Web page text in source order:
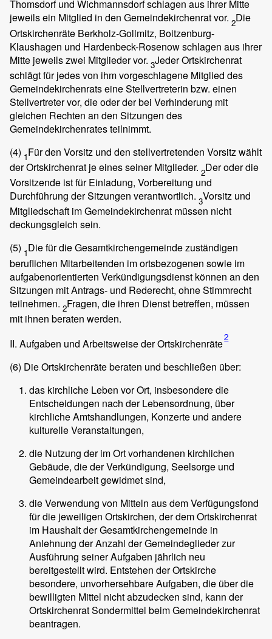
Thomsdorf und Wichmannsdorf schlagen aus ihrer Mitte
jeweils ein Mitglied in den Gemeindekirchenrat vor. 2Die
Ortskirchenräte Berkholz-Gollmitz, Boitzenburg-
Klaushagen und Hardenbeck-Rosenow schlagen aus ihrer
Mitte jeweils zwei Mitglieder vor. 3Jeder Ortskirchenrat
schlägt für jedes von ihm vorgeschlagene Mitglied des
Gemeindekirchenrats eine Stellvertreterin bzw. einen
Stellvertreter vor, die oder der bei Verhinderung mit
gleichen Rechten an den Sitzungen des
Gemeindekirchenrates teilnimmt.
(4) 1Für den Vorsitz und den stellvertretenden Vorsitz wählt
der Ortskirchenrat je eines seiner Mitglieder. 2Der oder die
Vorsitzende ist für Einladung, Vorbereitung und
Durchführung der Sitzungen verantwortlich. 3Vorsitz und
Mitgliedschaft im Gemeindekirchenrat müssen nicht
deckungsgleich sein.
(5) 1Die für die Gesamtkirchengemeinde zuständigen
beruflichen Mitarbeitenden im ortsbezogenen sowie im
aufgabenorientierten Verkündigungsdienst können an den
Sitzungen mit Antrags- und Rederecht, ohne Stimmrecht
teilnehmen. 2Fragen, die ihren Dienst betreffen, müssen
mit ihnen beraten werden.
II. Aufgaben und Arbeitsweise der Ortskirchenräte2
(6) Die Ortskirchenräte beraten und beschließen über:
das kirchliche Leben vor Ort, insbesondere die
Entscheidungen nach der Lebensordnung, über
kirchliche Amtshandlungen, Konzerte und andere
kulturelle Veranstaltungen,
die Nutzung der im Ort vorhandenen kirchlichen
Gebäude, die der Verkündigung, Seelsorge und
Gemeindearbeit gewidmet sind,
die Verwendung von Mitteln aus dem Verfügungsfond
für die jeweiligen Ortskirchen, der dem Ortskirchenrat
im Haushalt der Gesamtkirchengemeinde in
Anlehnung der Anzahl der Gemeindeglieder zur
Ausführung seiner Aufgaben jährlich neu
bereitgestellt wird. Entstehen der Ortskirche
besondere, unvorhersehbare Aufgaben, die über die
bewilligten Mittel nicht abzudecken sind, kann der
Ortskirchenrat Sondermittel beim Gemeindekirchenrat
beantragen.